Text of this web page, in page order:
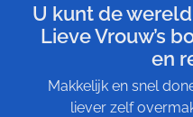
U kunt de
Lieve Vrouw’s
en
Makkelijk en snel
liever zelf